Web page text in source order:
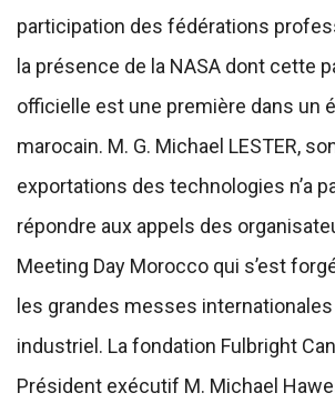
participation des fédérations
la présence de la NASA dont cette
officielle est une première dans un
marocain. M. G. Michael LESTER,
exportations des technologies n’a
répondre aux appels des
Meeting Day Morocco qui s’est
les grandes messes
industriel. La fondation Fulbright
Président exécutif M. Michael